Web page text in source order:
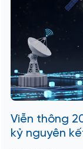
Viễn thông
kỷ nguyên